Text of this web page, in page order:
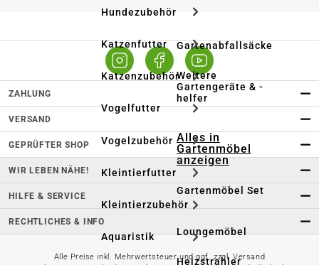
Hundezubehör
Katzenfutter
Katzenzubehör
Vogelfutter
Vogelzubehör
Kleintierfutter
Kleintierzubehör
Aquaristik
Gartenabfallsäcke
Weitere
Gartengeräte & -
helfer
Alles in
Gartenmöbel
anzeigen
Gartenmöbel Set
Loungemöbel
Heizstrahler
ZAHLUNG
VERSAND
GEPRÜFTER SHOP
WIR LEBEN NÄHE!
HILFE & SERVICE
RECHTLICHES & INFO
Alle Preise inkl. Mehrwertsteuer und ggf. zzgl. Versand